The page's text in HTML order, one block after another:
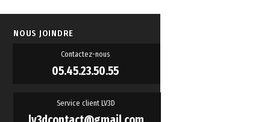
NOUS JOINDRE
Contactez-nous
05.45.23.50.55
Service client LV3D